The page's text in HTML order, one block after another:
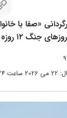
«صفا با
جنگ ۱۲ روزه